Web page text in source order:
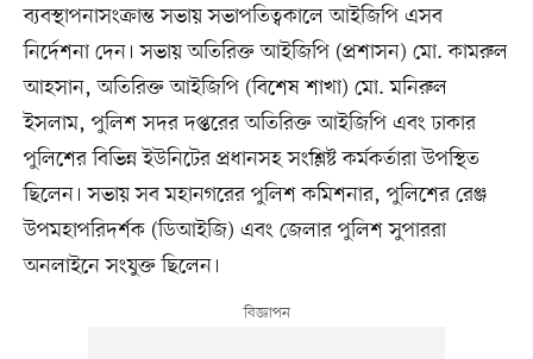
ব্যবস্থাপনাসংক্রান্ত সভায় সভাপতিত্বকালে আইজিপি এসব
নির্দেশনা দেন। সভায় অতিরিক্ত আইজিপি (প্রশাসন) মো. কামরুল
আহসান, অতিরিক্ত আইজিপি (বিশেষ শাখা) মো. মনিরুল
ইসলাম, পুলিশ সদর দপ্তরের অতিরিক্ত আইজিপি এবং ঢাকার
পুলিশের বিভিন্ন ইউনিটের প্রধানসহ সংশ্লিষ্ট কর্মকর্তারা উপস্থিত
ছিলেন। সভায় সব মহানগরের পুলিশ কমিশনার, পুলিশের রেঞ্জ
উপমহাপরিদর্শক (ডিআইজি) এবং জেলার পুলিশ সুপাররা
অনলাইনে সংযুক্ত ছিলেন।